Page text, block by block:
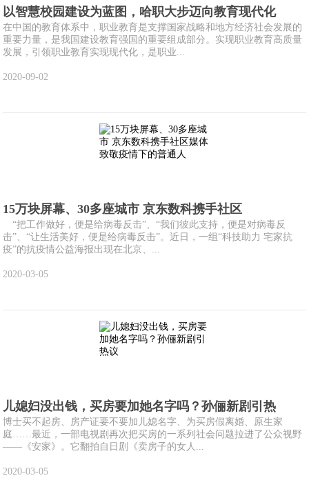
以智慧校园建设为蓝图，哈职大步迈向教育现代化
在中国的教育体系中，职业教育是支撑国家战略和地方经济社会发展的
重要力量，是我国建设教育强国的重要组成部分。实现职业教育高质量
发展，引领职业教育实现现代化，是职业...
2020-09-02
15万块屏幕、30多座城市 京东数科携手社区
“把工作做好，便是给病毒反击”、“我们彼此支持，便是对病毒反
击”、“让生活美好，便是给病毒反击”。近日，一组“科技助力 宅家抗
疫”的抗疫情公益海报出现在北京、...
2020-03-05
儿媳妇没出钱，买房要加她名字吗？孙俪新剧引热
博士买不起房、房产证要不要加儿媳名字、为买房假离婚、原生家
庭……最近，一部电视剧再次把买房的一系列社会问题拉进了公众视野
——《安家》。它翻拍自日剧《卖房子的女人...
2020-03-05